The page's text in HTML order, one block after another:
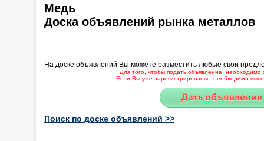
Медь
Доска объявлений рынка металлов
На доске объявлений Вы можете разместить любые свои
Для того, чтобы подать объявление, необходимо
Если Вы уже зарегистрированы - необходимо
Поиск по доске объявлений >>